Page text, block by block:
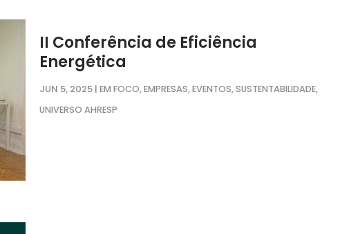
II Conferência de Eficiência
Energética
JUN 5, 2025 |EM FOCO,EMPRESAS,EVENTOS,SUSTENTABILIDADE,
UNIVERSO AHRESP